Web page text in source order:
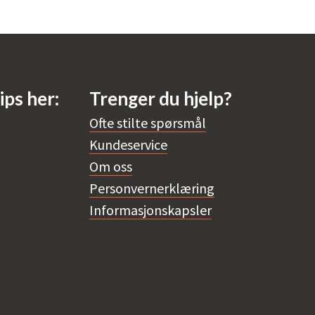
her: Trenger du hjelp?
Ofte stilte spørsmål
Kundeservice
Om oss
Personvernerklæring
Informasjonskapsler